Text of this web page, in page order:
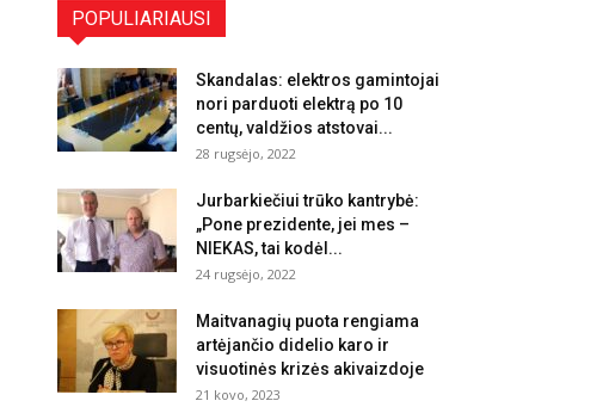
POPULIARIAUSI
Skandalas: elektros gamintojai
nori parduoti elektrą po 10
centų, valdžios atstovai...
28 rugsėjo, 2022
Jurbarkiečiui trūko kantrybė:
„Pone prezidente, jei mes –
NIEKAS, tai kodėl...
24 rugsėjo, 2022
Maitvanagių puota rengiama
artėjančio didelio karo ir
visuotinės krizės akivaizdoje
21 kovo, 2023